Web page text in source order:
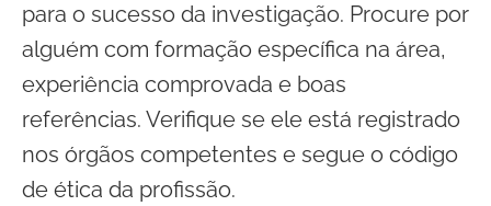
para o sucesso da investigação. Procure por
alguém com formação específica na área,
experiência comprovada e boas
referências. Verifique se ele está registrado
nos órgãos competentes e segue o código
de ética da profissão.